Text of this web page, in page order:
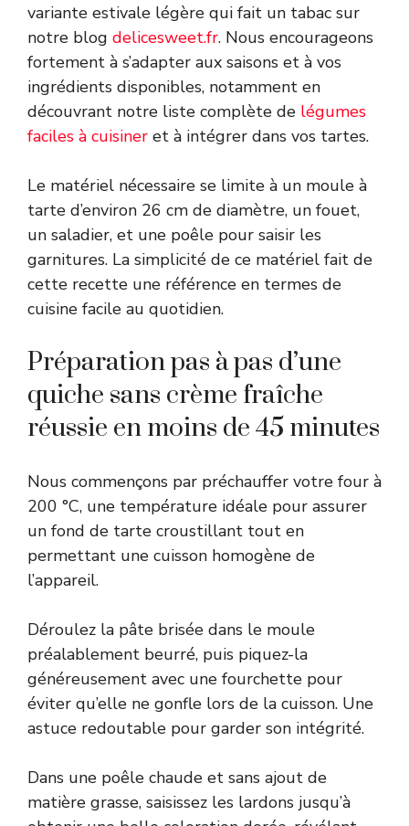
variante estivale légère qui fait un tabac sur
notre blog delicesweet.fr. Nous encourageons
fortement à s’adapter aux saisons et à vos
ingrédients disponibles, notamment en
découvrant notre liste complète de légumes
faciles à cuisiner et à intégrer dans vos tartes.
Le matériel nécessaire se limite à un moule à
tarte d’environ 26 cm de diamètre, un fouet,
un saladier, et une poêle pour saisir les
garnitures. La simplicité de ce matériel fait de
cette recette une référence en termes de
cuisine facile au quotidien.
Préparation pas à pas d’une
quiche sans crème fraîche
réussie en moins de 45 minutes
Nous commençons par préchauffer votre four à
200 °C, une température idéale pour assurer
un fond de tarte croustillant tout en
permettant une cuisson homogène de
l’appareil.
Déroulez la pâte brisée dans le moule
préalablement beurré, puis piquez-la
généreusement avec une fourchette pour
éviter qu’elle ne gonfle lors de la cuisson. Une
astuce redoutable pour garder son intégrité.
Dans une poêle chaude et sans ajout de
matière grasse, saisissez les lardons jusqu’à